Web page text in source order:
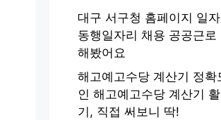
대구 서구청 홈페이지 일자
동행일자리 채용 공공근로
해봤어요
해고예고수당 계산기 정
인 해고예고수당 계산기
기, 직접 써보니 딱!